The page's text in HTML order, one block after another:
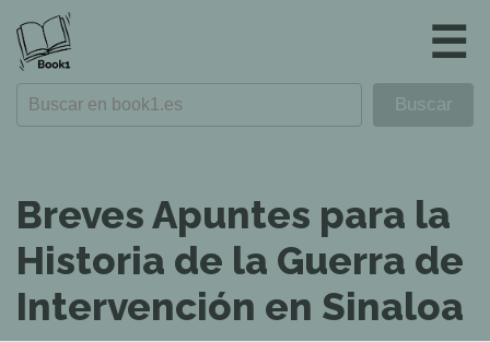
☰
Breves Apuntes para la
Historia de la Guerra de
Intervención en Sinaloa